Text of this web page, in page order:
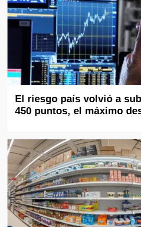
El riesgo país volvió a
450 puntos, el máximo